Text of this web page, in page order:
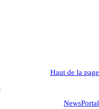
Haut de la page
NewsPortal